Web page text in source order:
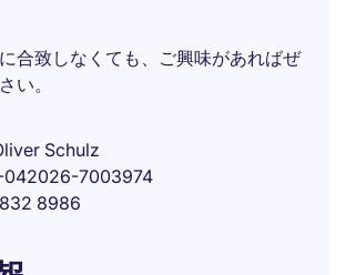
合致しなくても、ご興味があればぜ
い。
Schulz
7003974
8986